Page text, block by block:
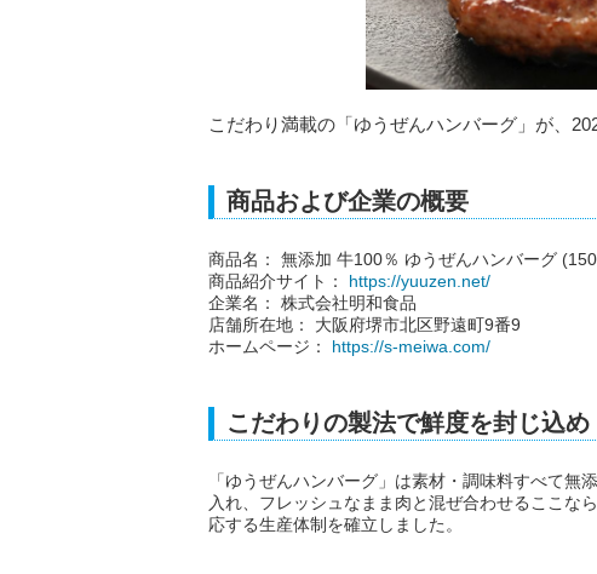
こだわり満載の「ゆうぜんハンバーグ」が、
商品および企業の概要
商品名： 無添加 牛100％ ゆうぜんハンバーグ
商品紹介サイト： https://yuuzen.net/
企業名： 株式会社明和食品
店舗所在地： 大阪府堺市北区野遠町9番9
ホームページ： https://s-meiwa.com/
こだわりの製法で鮮度を封じ込め
「ゆうぜんハンバーグ」は素材・調味料すべて
入れ、フレッシュなまま肉と混ぜ合わせるここな
応する生産体制を確立しました。